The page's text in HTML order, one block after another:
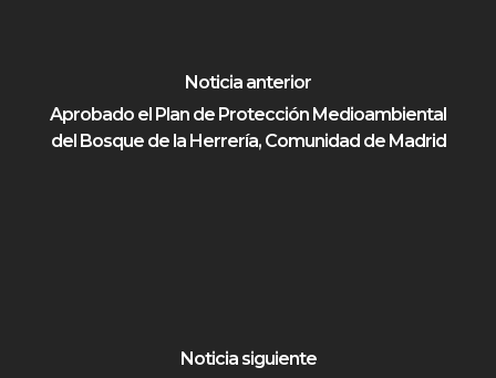
Noticia anterior
Aprobado el Plan de Protección Medioambiental
del Bosque de la Herrería, Comunidad de Madrid
Noticia siguiente